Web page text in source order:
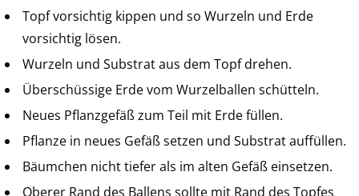
Topf vorsichtig kippen und so Wurzeln und Erde
vorsichtig lösen.
Wurzeln und Substrat aus dem Topf drehen.
Überschüssige Erde vom Wurzelballen schütteln.
Neues Pflanzgefäß zum Teil mit Erde füllen.
Pflanze in neues Gefäß setzen und Substrat auffüllen.
Bäumchen nicht tiefer als im alten Gefäß einsetzen.
Oberer Rand des Ballens sollte mit Rand des Topfes